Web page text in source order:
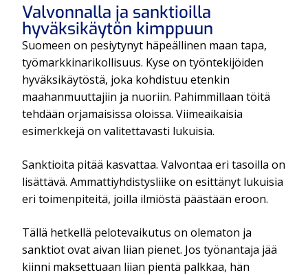
Valvonnalla ja sanktioilla
hyväksikäytön kimppuun
Suomeen on pesiytynyt häpeällinen maan tapa,
työmarkkinarikollisuus. Kyse on työntekijöiden
hyväksikäytöstä, joka kohdistuu etenkin
maahanmuuttajiin ja nuoriin. Pahimmillaan töitä
tehdään orjamaisissa oloissa. Viimeaikaisia
esimerkkejä on valitettavasti lukuisia.
Sanktioita pitää kasvattaa. Valvontaa eri tasoilla on
lisättävä. Ammattiyhdistysliike on esittänyt lukuisia
eri toimenpiteitä, joilla ilmiöstä päästään eroon.
Tällä hetkellä pelotevaikutus on olematon ja
sanktiot ovat aivan liian pienet. Jos työnantaja jää
kiinni maksettuaan liian pientä palkkaa, hän